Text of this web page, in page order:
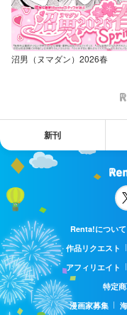
沼男（ヌマダン）2026春
新刊
Renta!について
作品リクエスト
アフィリエイト
特定
漫画家募集